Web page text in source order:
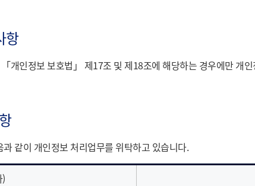
항
개인정보 보호법」 제17조 및 제18조에 해당하는 경우에만 개
같이 개인정보 처리업무를 위탁하고 있습니다.